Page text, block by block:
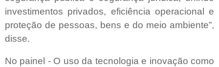
investimentos privados, eficiência operacional e
proteção de pessoas, bens e do meio ambiente”,
disse.
No painel - O uso da tecnologia e inovação como